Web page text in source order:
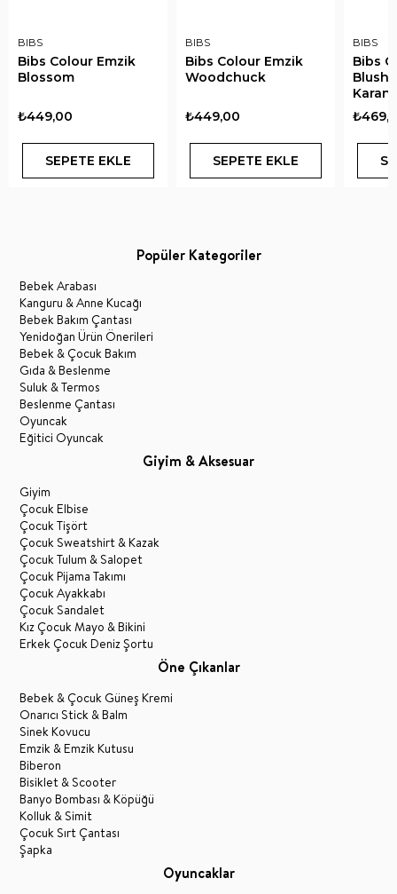
BIBS
Bibs Colour Emzik
Blossom
₺449,00
SEPETE EKLE
BIBS
Bibs Colour Emzik
Woodchuck
₺449,00
SEPETE EKLE
BIBS
Bibs
Blush
Popüler Kategoriler
Bebek Arabası
Kanguru & Anne Kucağı
Bebek Bakım Çantası
Yenidoğan Ürün Önerileri
Bebek & Çocuk Bakım
Gıda & Beslenme
Suluk & Termos
Beslenme Çantası
Oyuncak
Eğitici Oyuncak
Giyim & Aksesuar
Giyim
Çocuk Elbise
Çocuk Tişört
Çocuk Sweatshirt & Kazak
Çocuk Tulum & Salopet
Çocuk Pijama Takımı
Çocuk Ayakkabı
Çocuk Sandalet
Kız Çocuk Mayo & Bikini
Erkek Çocuk Deniz Şortu
Öne Çıkanlar
Bebek & Çocuk Güneş Kremi
Onarıcı Stick & Balm
Sinek Kovucu
Emzik & Emzik Kutusu
Biberon
Bisiklet & Scooter
Banyo Bombası & Köpüğü
Kolluk & Simit
Çocuk Sırt Çantası
Şapka
Oyuncaklar